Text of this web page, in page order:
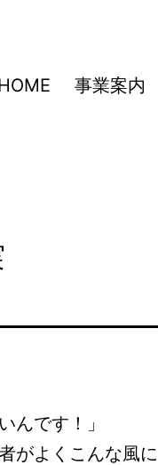
事業案内
んです！」
がよくこんな風に